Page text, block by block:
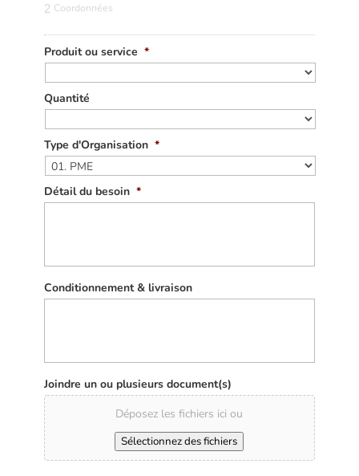
2 Coordonnées
Produit ou service *
Quantité
Type d'Organisation *
Détail du besoin *
Conditionnement & livraison
Joindre un ou plusieurs document(s)
Déposez les fichiers ici ou
Sélectionnez des fichiers